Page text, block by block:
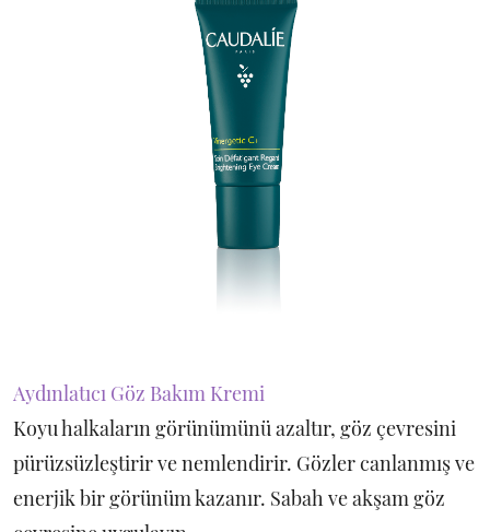
Aydınlatıcı Göz Bakım Kremi
Koyu halkaların görünümünü azaltır, göz çevresini
pürüzsüzleştirir ve nemlendirir. Gözler canlanmış ve
enerjik bir görünüm kazanır. Sabah ve akşam göz